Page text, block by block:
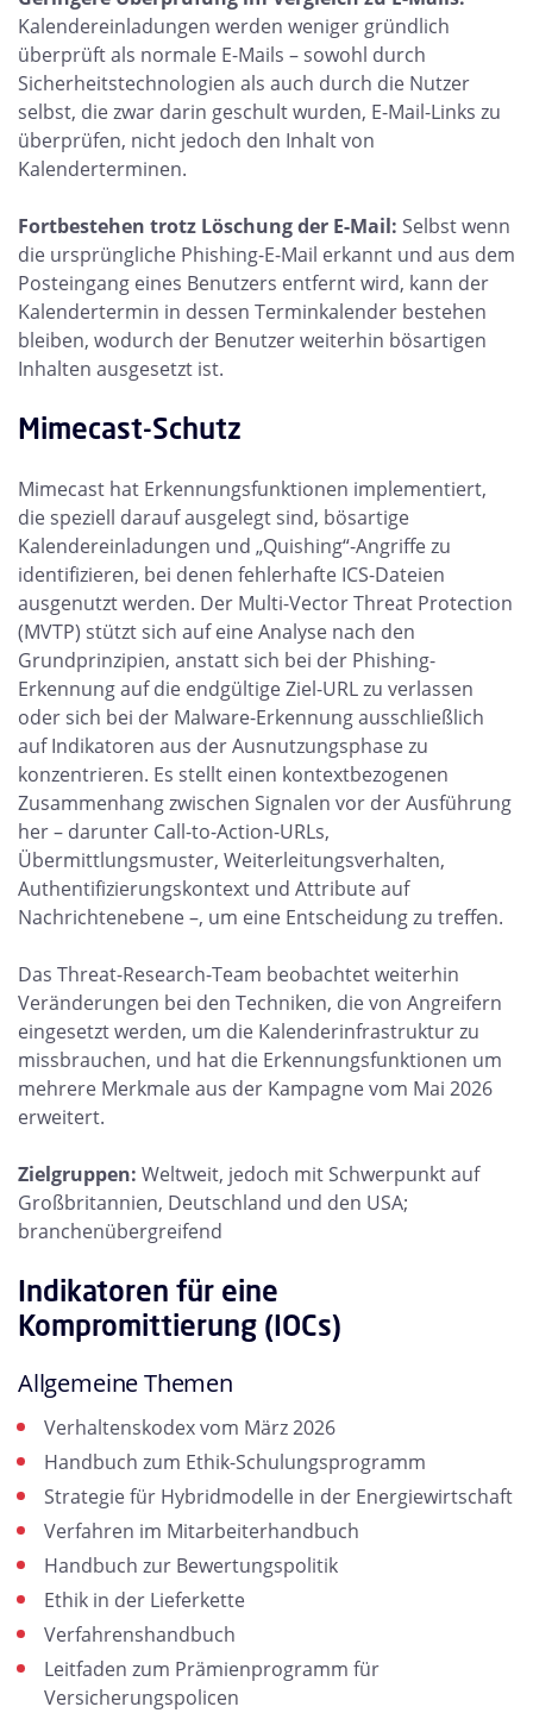
Kalendereinladungen werden weniger gründlich
überprüft als normale E-Mails – sowohl durch
Sicherheitstechnologien als auch durch die Nutzer
selbst, die zwar darin geschult wurden, E-Mail-Links zu
überprüfen, nicht jedoch den Inhalt von
Kalenderterminen.
Fortbestehen trotz Löschung der E-Mail: Selbst wenn
die ursprüngliche Phishing-E-Mail erkannt und aus dem
Posteingang eines Benutzers entfernt wird, kann der
Kalendertermin in dessen Terminkalender bestehen
bleiben, wodurch der Benutzer weiterhin bösartigen
Inhalten ausgesetzt ist.
Mimecast-Schutz
Mimecast hat Erkennungsfunktionen implementiert,
die speziell darauf ausgelegt sind, bösartige
Kalendereinladungen und „Quishing“-Angriffe zu
identifizieren, bei denen fehlerhafte ICS-Dateien
ausgenutzt werden. Der Multi-Vector Threat Protection
(MVTP) stützt sich auf eine Analyse nach den
Grundprinzipien, anstatt sich bei der Phishing-
Erkennung auf die endgültige Ziel-URL zu verlassen
oder sich bei der Malware-Erkennung ausschließlich
auf Indikatoren aus der Ausnutzungsphase zu
konzentrieren. Es stellt einen kontextbezogenen
Zusammenhang zwischen Signalen vor der Ausführung
her – darunter Call-to-Action-URLs,
Übermittlungsmuster, Weiterleitungsverhalten,
Authentifizierungskontext und Attribute auf
Nachrichtenebene –, um eine Entscheidung zu treffen.
Das Threat-Research-Team beobachtet weiterhin
Veränderungen bei den Techniken, die von Angreifern
eingesetzt werden, um die Kalenderinfrastruktur zu
missbrauchen, und hat die Erkennungsfunktionen um
mehrere Merkmale aus der Kampagne vom Mai 2026
erweitert.
Zielgruppen: Weltweit, jedoch mit Schwerpunkt auf
Großbritannien, Deutschland und den USA;
branchenübergreifend
Indikatoren für eine
Kompromittierung (IOCs)
Allgemeine Themen
Verhaltenskodex vom März 2026
Handbuch zum Ethik-Schulungsprogramm
Strategie für Hybridmodelle in der Energiewirtschaft
Verfahren im Mitarbeiterhandbuch
Handbuch zur Bewertungspolitik
Ethik in der Lieferkette
Verfahrenshandbuch
Leitfaden zum Prämienprogramm für
Versicherungspolicen